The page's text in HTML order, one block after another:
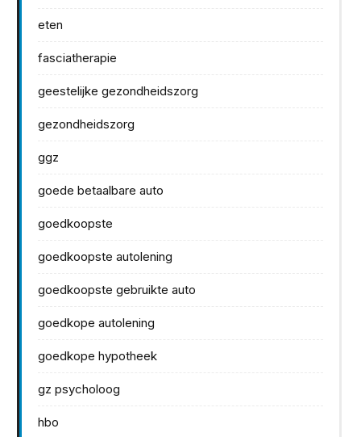
eten
fasciatherapie
geestelijke gezondheidszorg
gezondheidszorg
ggz
goede betaalbare auto
goedkoopste
goedkoopste autolening
goedkoopste gebruikte auto
goedkope autolening
goedkope hypotheek
gz psycholoog
hbo